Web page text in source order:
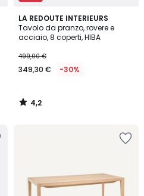
LA REDOUTE INTERIEURS
Tavolo da pranzo, rovere e
acciaio, 8 coperti, HIBA
499,00 €
349,30 € -30%
4,2
/ 5
4,2
/